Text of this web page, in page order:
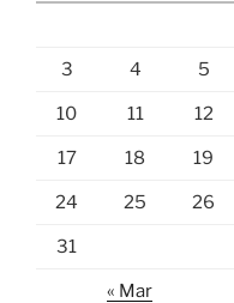
3 4 5
10 11 12
17 18 19
24 25 26
31
« Mar